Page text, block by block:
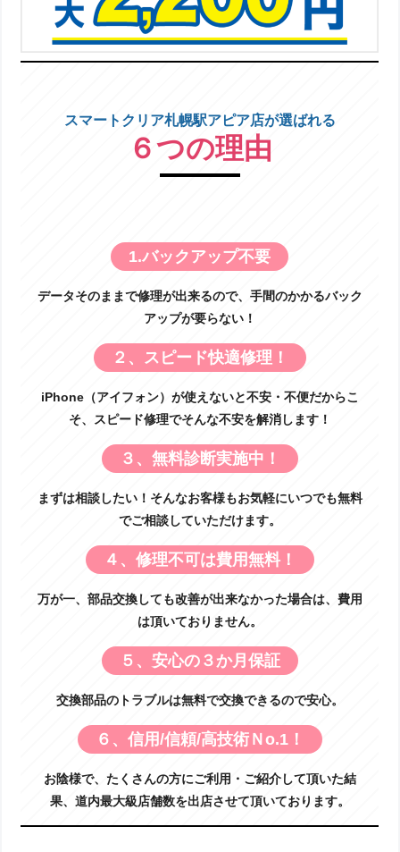
スマートクリア札幌駅アピア店が選ばれる
６つの理由
1.バックアップ不要
データそのままで修理が出来るので、手間のかかるバック
アップが要らない！
２、スピード快適修理！
iPhone（アイフォン）が使えないと不安・不便だからこ
そ、スピード修理でそんな不安を解消します！
３、無料診断実施中！
まずは相談したい！そんなお客様もお気軽にいつでも無料
でご相談していただけます。
４、修理不可は費用無料！
万が一、部品交換しても改善が出来なかった場合は、費用
は頂いておりません。
５、安心の３か月保証
交換部品のトラブルは無料で交換できるので安心。
６、信用/信頼/高技術Ｎo.1！
お陰様で、たくさんの方にご利用・ご紹介して頂いた結
果、道内最大級店舗数を出店させて頂いております。